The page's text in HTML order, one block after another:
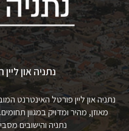
נתניה און
נתניה און ליין פורטל האינטרנט
מאוזן, מהיר ומדויק במגוון
נתניה והישובים מסביב.